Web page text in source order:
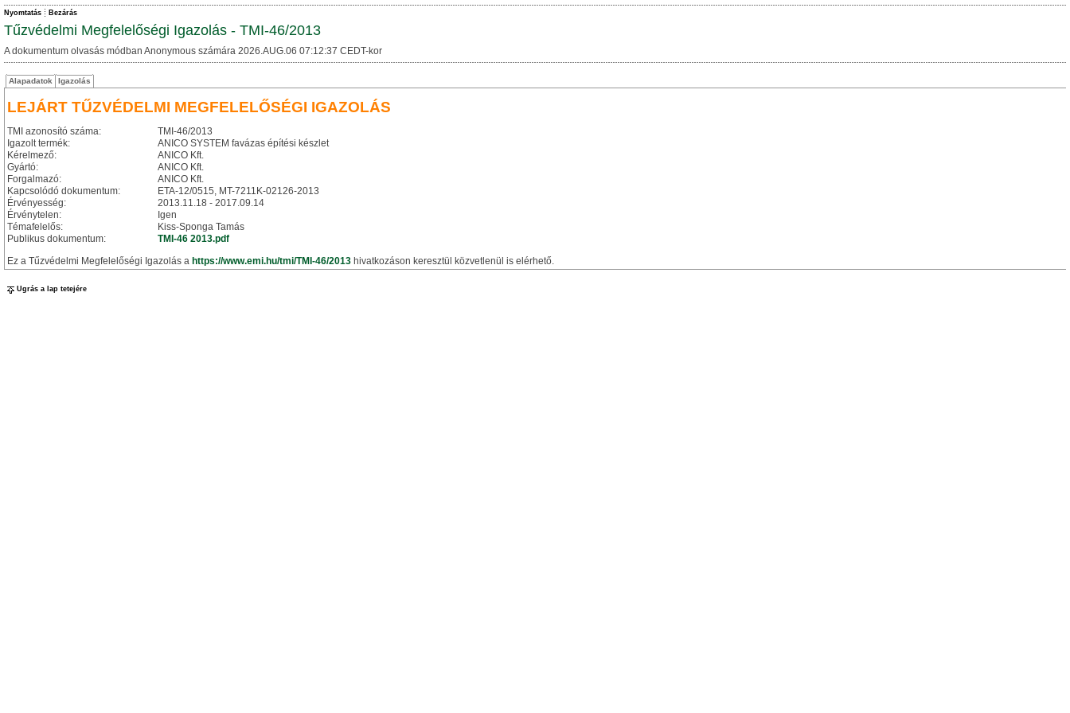
Nyomtatás Bezárás
Tűzvédelmi Megfelelőségi Igazolás - TMI-46/2013
A dokumentum olvasás módban Anonymous számára 2026.AUG.06 07:12:37 CEDT-kor
Alapadatok Igazolás
LEJÁRT TŰZVÉDELMI MEGFELELŐSÉGI IGAZOLÁS
TMI azonosító száma:
TMI-46/2013
Igazolt termék:
ANICO SYSTEM favázas építési készlet
Kérelmező:
ANICO Kft.
Gyártó:
ANICO Kft.
Forgalmazó:
ANICO Kft.
Kapcsolódó dokumentum:
ETA-12/0515, MT-7211K-02126-2013
Érvényesség:
2013.11.18 - 2017.09.14
Érvénytelen:
Igen
Témafelelős:
Kiss-Sponga Tamás
Publikus dokumentum:
TMI-46 2013.pdf
Ez a Tűzvédelmi Megfelelőségi Igazolás a https://www.emi.hu/tmi/TMI-46/2013 hivatkozáson keresztül közvetlenül is elérhető.
Ugrás a lap tetejére